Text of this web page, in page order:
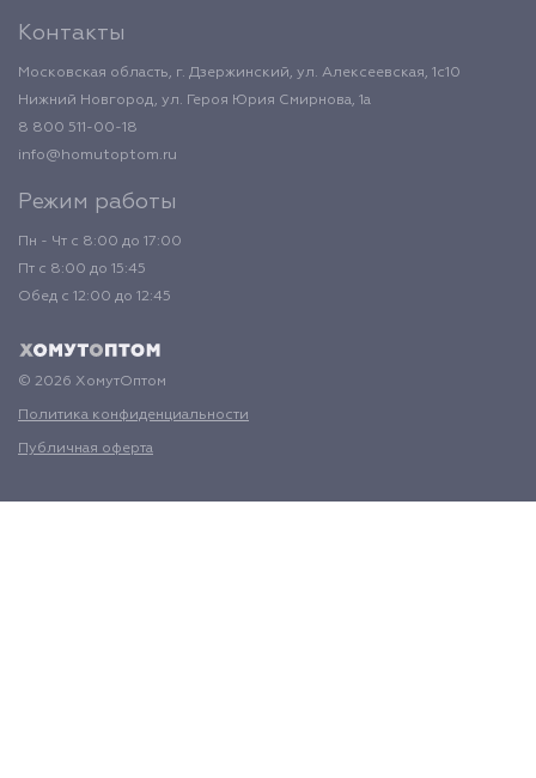
Контакты
Московская область, г. Дзержинский, ул. Алексеевская, 1с10
Нижний Новгород, ул. Героя Юрия Смирнова, 1а
8 800 511-00-18
info@homutoptom.ru
Режим работы
Пн - Чт с 8:00 до 17:00
Пт с 8:00 до 15:45
Обед с 12:00 до 12:45
© 2026 ХомутОптом
Политика конфиденциальности
Публичная оферта